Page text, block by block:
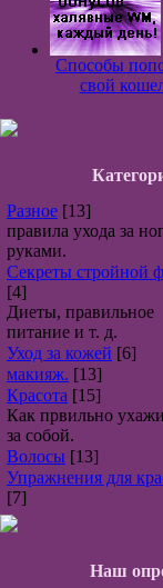
Способы
свой
Разное [13]
правила ухода за
руками.
Секреты стройной
[4]
Диеты, правильное
питание и т. д.
Уход за кожей [6]
макияж. [13]
Красота [15]
Как првильно
за собой.
Волосы [13]
Упражнения для
[7]
Наш